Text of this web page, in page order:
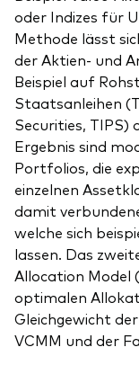
oder Indizes für
Methode lässt
der Aktien- und
Beispiel auf
Staatsanleihen
Securities, TIPS)
Ergebnis sind
Portfolios, die
einzelnen
damit
welche sich
lassen. Das
Allocation Model
optimalen
Gleichgewicht
VCMM und der